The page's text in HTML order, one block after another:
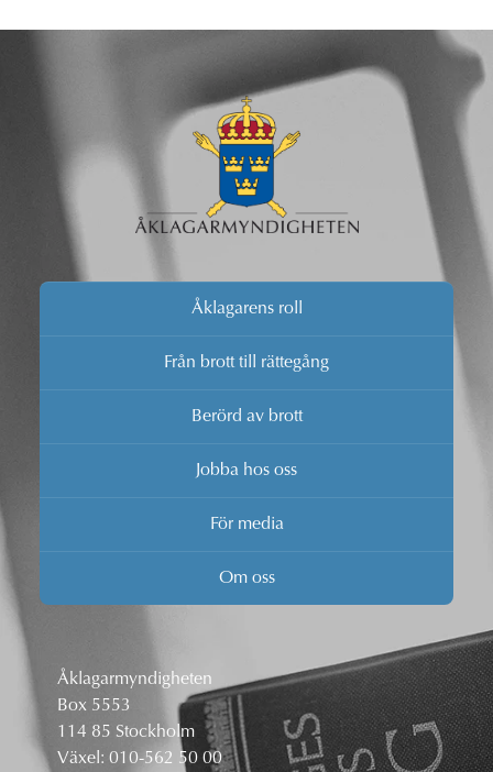
Åklagarens roll
Från brott till rättegång
Berörd av brott
Jobba hos oss
För media
Om oss
Åklagarmyndigheten
Box 5553
114 85 Stockholm
Växel: 010-562 50 00